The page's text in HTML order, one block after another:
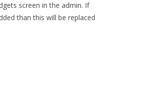
screen in the admin. If
than this will be replaced